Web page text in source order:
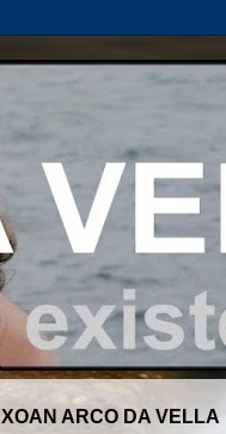
XOAN ARCO DA VELLA